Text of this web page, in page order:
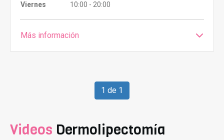
Viernes
10:00 - 20:00
Más información
1 de 1
Videos Dermolipectomía